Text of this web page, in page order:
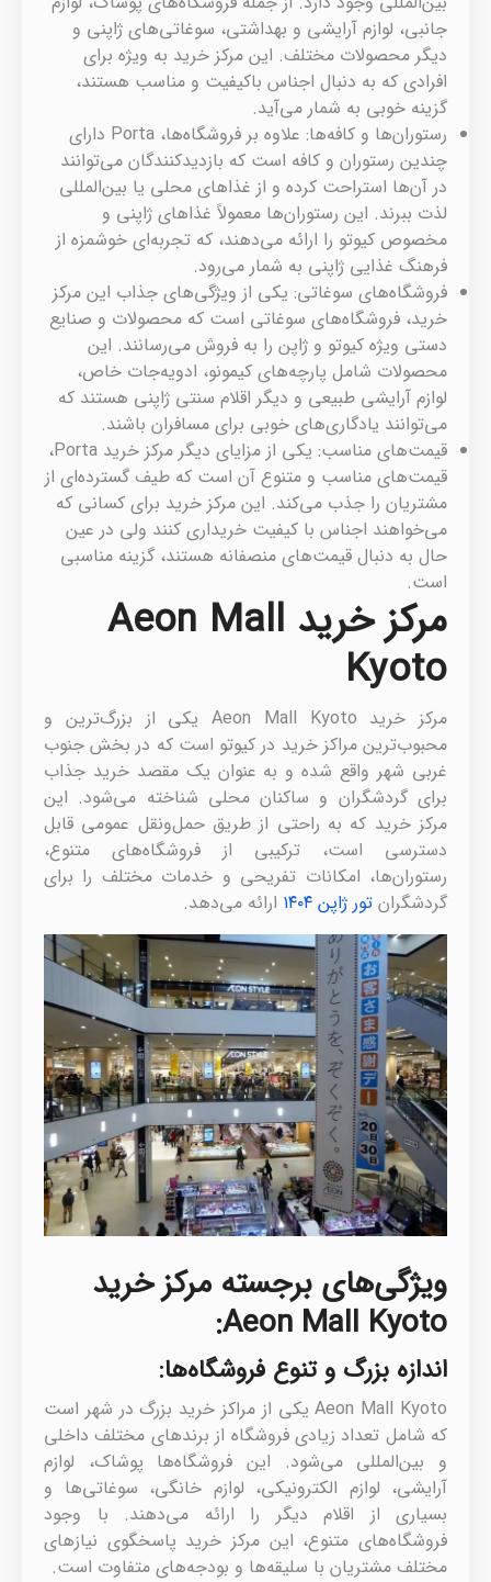
جانبی، لوازم آرایشی و بهداشتی، سوغاتی‌های ژاپنی و
دیگر محصولات مختلف. این مرکز خرید به ویژه برای
افرادی که به دنبال اجناس باکیفیت و مناسب هستند،
گزینه خوبی به شمار می‌آید.
رستوران‌ها و کافه‌ها: علاوه بر فروشگاه‌ها، Porta دارای
چندین رستوران و کافه است که بازدیدکنندگان می‌توانند
در آن‌ها استراحت کرده و از غذاهای محلی یا بین‌المللی
لذت ببرند. این رستوران‌ها معمولاً غذاهای ژاپنی و
مخصوص کیوتو را ارائه می‌دهند، که تجربه‌ای خوشمزه از
فرهنگ غذایی ژاپنی به شمار می‌رود.
فروشگاه‌های سوغاتی: یکی از ویژگی‌های جذاب این مرکز
خرید، فروشگاه‌های سوغاتی است که محصولات و صنایع
دستی ویژه کیوتو و ژاپن را به فروش می‌رسانند. این
محصولات شامل پارچه‌های کیمونو، ادویه‌جات خاص،
لوازم آرایشی طبیعی و دیگر اقلام سنتی ژاپنی هستند که
می‌توانند یادگاری‌های خوبی برای مسافران باشند.
قیمت‌های مناسب: یکی از مزایای دیگر مرکز خرید Porta،
قیمت‌های مناسب و متنوع آن است که طیف گسترده‌ای از
مشتریان را جذب می‌کند. این مرکز خرید برای کسانی که
می‌خواهند اجناس با کیفیت خریداری کنند ولی در عین
حال به دنبال قیمت‌های منصفانه هستند، گزینه مناسبی
است.
مرکز خرید Aeon Mall
Kyoto
مرکز خرید Aeon Mall Kyoto یکی از بزرگ‌ترین و
محبوب‌ترین مراکز خرید در کیوتو است که در بخش جنوب
غربی شهر واقع شده و به عنوان یک مقصد خرید جذاب
برای گردشگران و ساکنان محلی شناخته می‌شود. این
مرکز خرید که به راحتی از طریق حمل‌ونقل عمومی قابل
دسترسی است، ترکیبی از فروشگاه‌های متنوع،
رستوران‌ها، امکانات تفریحی و خدمات مختلف را برای
گردشگران تور ژاپن ۱۴۰۴ ارائه می‌دهد.
ویژگی‌های برجسته مرکز خرید
Aeon Mall Kyoto:
اندازه بزرگ و تنوع فروشگاه‌ها:
Aeon Mall Kyoto یکی از مراکز خرید بزرگ در شهر است
که شامل تعداد زیادی فروشگاه از برندهای مختلف داخلی
و بین‌المللی می‌شود. این فروشگاه‌ها پوشاک، لوازم
آرایشی، لوازم الکترونیکی، لوازم خانگی، سوغاتی‌ها و
بسیاری از اقلام دیگر را ارائه می‌دهند. با وجود
فروشگاه‌های متنوع، این مرکز خرید پاسخگوی نیازهای
مختلف مشتریان با سلیقه‌ها و بودجه‌های متفاوت است.